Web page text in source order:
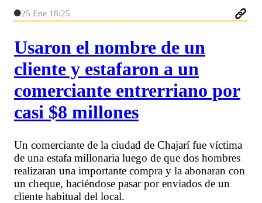
25 Ene 18:25
Usaron el nombre de un
cliente y estafaron a un
comerciante entrerriano por
casi $8 millones
Un comerciante de la ciudad de Chajarí fue víctima
de una estafa millonaria luego de que dos hombres
realizaran una importante compra y la abonaran con
un cheque, haciéndose pasar por enviados de un
cliente habitual del local.